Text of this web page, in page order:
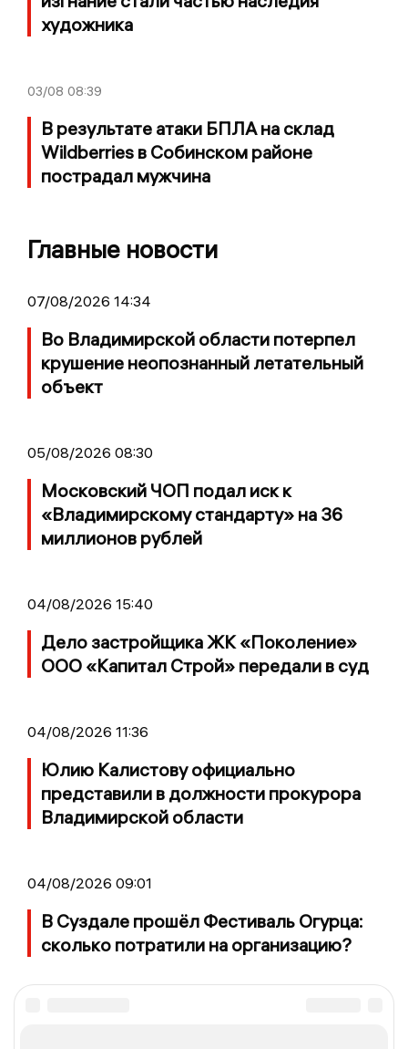
художника
03/08 08:39
В результате атаки БПЛА на склад
Wildberries в Собинском районе
пострадал мужчина
Главные новости
07/08/2026 14:34
Во Владимирской области потерпел
крушение неопознанный летательный
объект
05/08/2026 08:30
Московский ЧОП подал иск к
«Владимирскому стандарту» на 36
миллионов рублей
04/08/2026 15:40
Дело застройщика ЖК «Поколение»
ООО «Капитал Строй» передали в суд
04/08/2026 11:36
Юлию Калистову официально
представили в должности прокурора
Владимирской области
04/08/2026 09:01
В Суздале прошёл Фестиваль Огурца:
сколько потратили на организацию?